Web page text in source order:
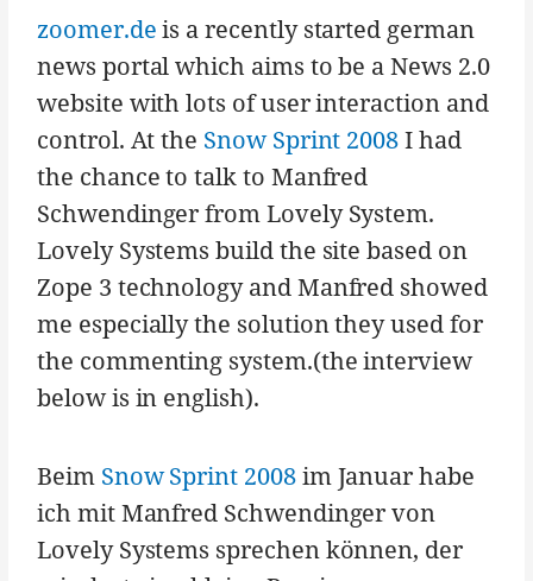
zoomer.deis a recently started german
news portal which aims to be a News 2.0
website with lots of user interaction and
control. At the Snow Sprint 2008I had
the chance to talk to Manfred
Schwendinger from Lovely System.
Lovely Systems build the site based on
Zope 3 technology and Manfred showed
me especially the solution they used for
the commenting system.(the interview
below is in english).
Beim Snow Sprint 2008im Januar habe
ich mit Manfred Schwendinger von
Lovely Systems sprechen können, der